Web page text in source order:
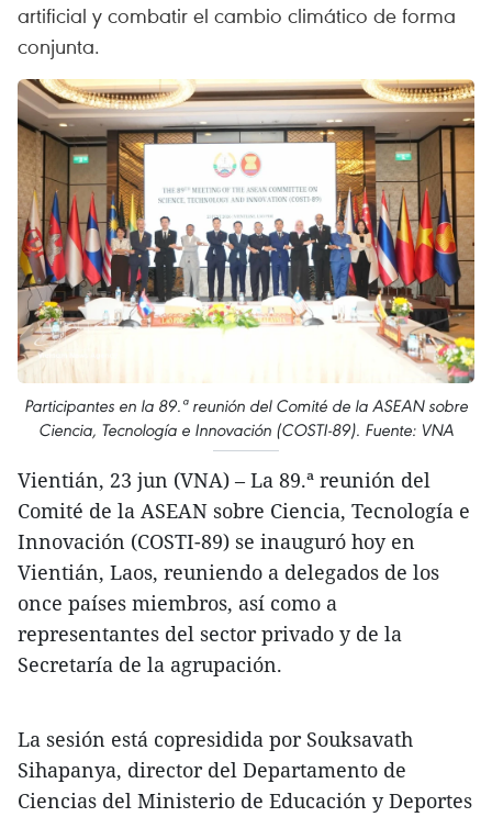
artificial y combatir el cambio climático de forma
conjunta.
Participantes en la 89.ª reunión del Comité de la ASEAN sobre
Ciencia, Tecnología e Innovación (COSTI-89). Fuente: VNA
Vientián, 23 jun (VNA) – La 89.ª reunión del
Comité de la ASEAN sobre Ciencia, Tecnología e
Innovación (COSTI-89) se inauguró hoy en
Vientián, Laos, reuniendo a delegados de los
once países miembros, así como a
representantes del sector privado y de la
Secretaría de la agrupación.
La sesión está copresidida por Souksavath
Sihapanya, director del Departamento de
Ciencias del Ministerio de Educación y Deportes